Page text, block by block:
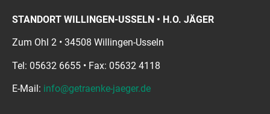
STANDORT WILLINGEN-USSELN • H.O. JÄGER
Zum Ohl 2 • 34508 Willingen-Usseln
Tel: 05632 6655 • Fax: 05632 4118
E-Mail: info@getraenke-jaeger.de